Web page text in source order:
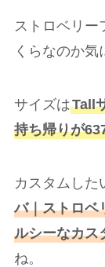
ストロベリー
くらなのか気
サイズはTall
持ち帰りが
カスタムした
バ｜ストロベ
ルシーなカス
ね。